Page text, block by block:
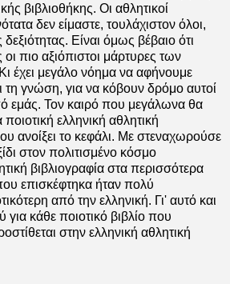
βιβλιοθήκης. Οι αθλητικοί
δεν είμαστε, τουλάχιστον όλοι,
Είναι όμως βέβαιο ότι
πιο αξιόπιστοι μάρτυρες των
έχει μεγάλο νόημα να αφήνουμε
τη γνώση, για να κόβουν δρόμο αυτοί
εμάς. Τον καιρό που μεγάλωνα θα
ελληνική αθλητική
ανοίξει το κεφάλι. Με στεναχωρούσε
στον πολιτισμένο κόσμο
βιβλιογραφία στα περισσότερα
επισκέφτηκα ήταν πολύ
από την ελληνική. Γι' αυτό και
κάθε ποιοτικό βιβλίο που
στην ελληνική αθλητική